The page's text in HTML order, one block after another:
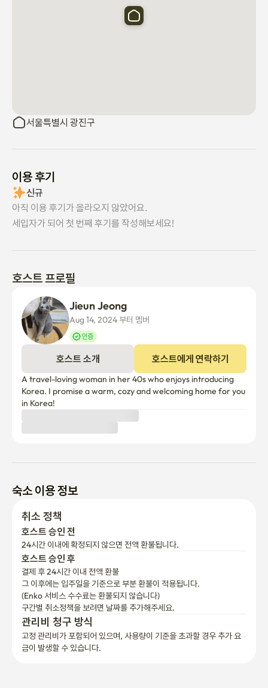
서울특별시 광진구
이용 후기
신규
아직 이용 후기가 올라오지 않았어요.
세입자가 되어 첫 번째 후기를 작성해보세요!
호스트 프로필
Jieun Jeong
Aug 14, 2024 부터 멤버
인증
호스트 소개 호스트에게 연락하기
A travel-loving woman in her 40s who enjoys introducing
Korea. I promise a warm, cozy and welcoming home for you
in Korea!
숙소 이용 정보
취소 정책
호스트 승인 전
24시간 이내에 확정되지 않으면 전액 환불됩니다.
호스트 승인 후
결제 후 24시간 이내 전액 환불
그 이후에는 입주일을 기준으로 부분 환불이 적용됩니다.
(Enko 서비스 수수료는 환불되지 않습니다)
구간별 취소정책을 보려면 날짜를 추가해주세요.
관리비 청구 방식
고정 관리비가 포함되어 있으며, 사용량이 기준을 초과할 경우 추가 요
금이 발생할 수 있습니다.